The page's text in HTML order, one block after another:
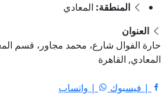
المعادي
شارع، محمد مجاور، قسم المعادي،
| واتساب